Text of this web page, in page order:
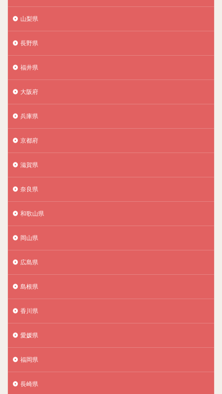
山梨県
長野県
福井県
大阪府
兵庫県
京都府
滋賀県
奈良県
和歌山県
岡山県
広島県
島根県
香川県
愛媛県
福岡県
長崎県